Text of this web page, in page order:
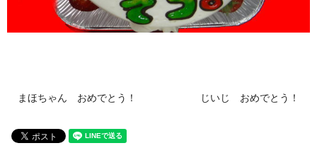
まほちゃん おめでとう！ じいじ おめでとう！